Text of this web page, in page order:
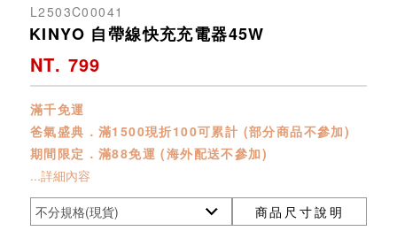
L2503C00041
KINYO 自帶線快充充電器45W
NT. 799
滿千免運
爸氣盛典．滿1500現折100可累計 (部分商品不參加)
期間限定．滿88免運 (海外配送不參加)
...詳細內容
商品尺寸說明